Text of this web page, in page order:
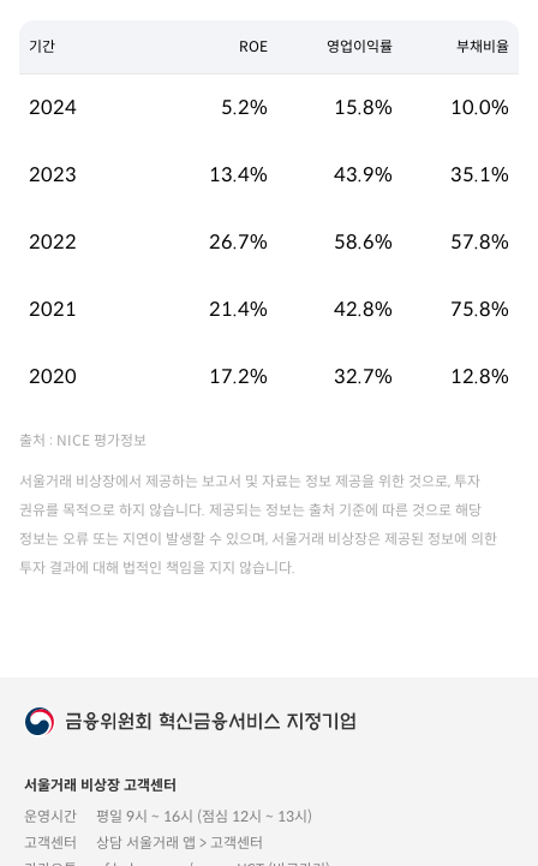
기간 ROE 영업이익률 부채비율
2024 5.2% 15.8% 10.0%
2023 13.4% 43.9% 35.1%
2022 26.7% 58.6% 57.8%
2021 21.4% 42.8% 75.8%
2020 17.2% 32.7% 12.8%
출처 : NICE 평가정보
서울거래 비상장에서 제공하는 보고서 및 자료는 정보 제공을 위한 것으로, 투자
권유를 목적으로 하지 않습니다. 제공되는 정보는 출처 기준에 따른 것으로 해당
정보는 오류 또는 지연이 발생할 수 있으며, 서울거래 비상장은 제공된 정보에 의한
투자 결과에 대해 법적인 책임을 지지 않습니다.
서울거래 비상장 고객센터
운영시간
평일 9시 ~ 16시 (점심 12시 ~ 13시)
고객센터
상담 서울거래 앱 > 고객센터